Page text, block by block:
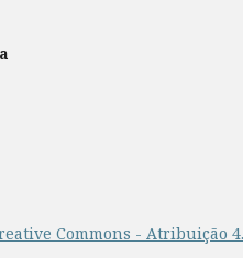
Commons - Atribuição